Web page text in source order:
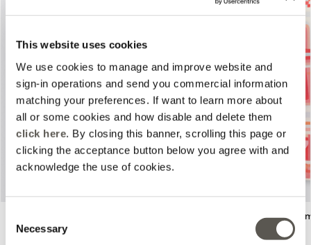
This website uses cookies
We use cookies to manage and improve website and
sign-in operations and send you commercial information
matching your preferences. If want to learn more about
all or some cookies and how disable and delete them
click here. By closing this banner, scrolling this page or
clicking the acceptance button below you agree with and
acknowledge the use of cookies.
Selection
Necessary
Rouge
Pantalon palazzo
Price reduced from
€105,00
Previous Next